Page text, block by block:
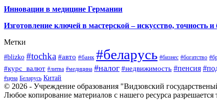
Инновации в медицине Германии
Изготовление ключей в мастерской – искусство, точность и
Метки
#blizko #tochka #авто #банк #беларусь #бизнес #богатство
#курс_валют #литва #медицина #налог #недвижимость #пенсия
#цена Беларусь Китай
© 2026 - Учреждение образования "Видзовский
Любое копирование материалов с нашего ресурса